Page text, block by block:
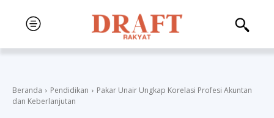
Beranda Pendidikan
Pakar Unair Ungkap Korelasi Profesi Akuntan
dan Keberlanjutan